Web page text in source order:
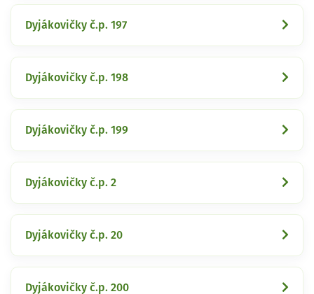
Dyjákovičky č.p. 197
Dyjákovičky č.p. 198
Dyjákovičky č.p. 199
Dyjákovičky č.p. 2
Dyjákovičky č.p. 20
Dyjákovičky č.p. 200